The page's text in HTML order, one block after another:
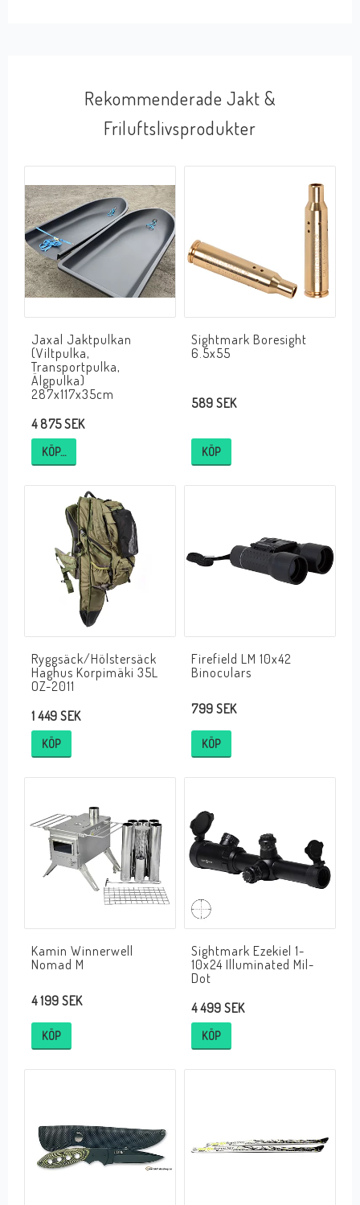
Rekommenderade Jakt &
Friluftslivsprodukter
Jaxal Jaktpulkan
(Viltpulka,
Transportpulka,
Älgpulka)
287x117x35cm
4 875 SEK
KÖP…
Sightmark Boresight
6.5x55
589 SEK
KÖP
Ryggsäck/Hölstersäck
Haghus Korpimäki 35L
OZ-2011
1 449 SEK
KÖP
Firefield LM 10x42
Binoculars
799 SEK
KÖP
Kamin Winnerwell
Nomad M
4 199 SEK
KÖP
Sightmark Ezekiel 1-
10x24 Illuminated Mil-
Dot
4 499 SEK
KÖP